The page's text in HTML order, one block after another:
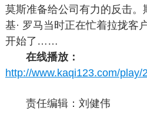
莫斯准备给公司有力的反击。
基· 罗马当时正在忙着拉拢客
开始了……
在线播放：
http://www.kaqi123.com/play/
责任编辑：刘健伟